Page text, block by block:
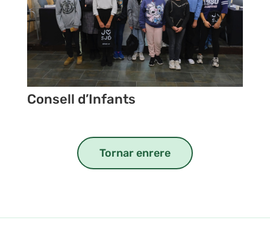
Consell d’Infants
Tornar enrere